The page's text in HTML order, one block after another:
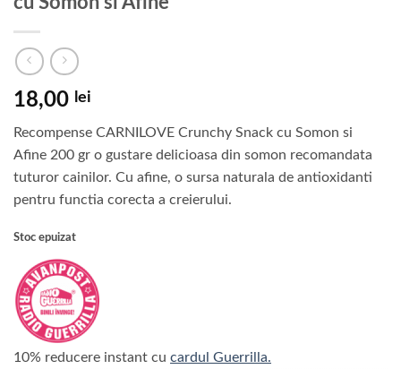
18,00 lei
Recompense CARNILOVE Crunchy Snack cu Somon si
Afine 200 gr o gustare delicioasa din somon recomandata
tuturor cainilor. Cu afine, o sursa naturala de antioxidanti
pentru functia corecta a creierului.
Stoc epuizat
10% reducere instant cu cardul Guerrilla.